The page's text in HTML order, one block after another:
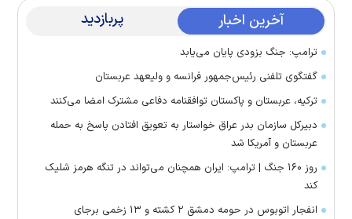
آخرین اخبار پربازدید
ترامپ: جنگ بزودی پایان می‌یابد
گفتگوی تلفنی رئیس‌جمهور فرانسه و ولیعهد عربستان
ترکیه، عربستان و پاکستان توافقنامه دفاعی مشترک امضا می‌کنند
دبیرکل سازمان بدر عراق خواستار به تعویق افتادن پاسخ به حمله
عربستان و آمریکا شد
روز ۱۶۰ جنگ | ترامپ: ایران همچنان می‌تواند در تنگه هرمز شلیک
کند
انفجار اتوبوس در حومه دمشق ۲ کشته و ۱۳ زخمی برجای